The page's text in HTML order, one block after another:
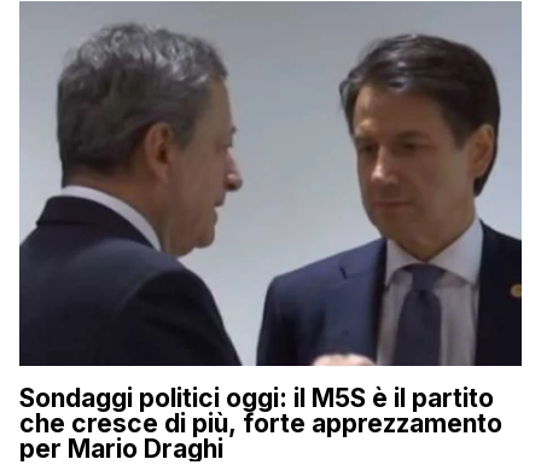
Sondaggi politici oggi: il M5S è il partito
che cresce di più, forte apprezzamento
per Mario Draghi